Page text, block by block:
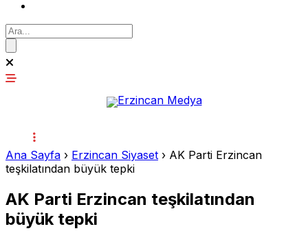
Ana Sayfa › Erzincan Siyaset › AK Parti Erzincan
teşkilatından büyük tepki
AK Parti Erzincan teşkilatından
büyük tepki